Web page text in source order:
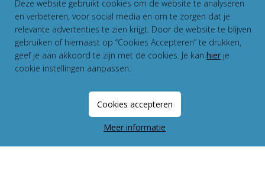
Privacy Statement
Fundament All Media
Deze website gebruikt cookies om de website te analyseren
en verbeteren, voor social media en om te zorgen dat je
relevante advertenties te zien krijgt. Door de website te blijven
gebruiken of hiernaast op “Cookies Accepteren” te drukken,
geef je aan akkoord te zijn met de cookies. Je kan hier je
cookie instellingen aanpassen.
Cookies accepteren
Meer informatie